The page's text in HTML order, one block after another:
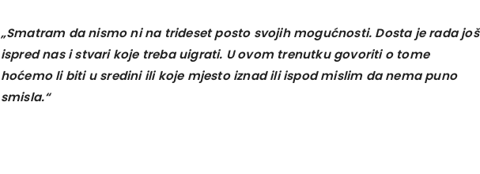
„Smatram da nismo ni na trideset posto svojih mogućnosti. Dosta je rada još
ispred nas i stvari koje treba uigrati. U ovom trenutku govoriti o tome
hoćemo li biti u sredini ili koje mjesto iznad ili ispod mislim da nema puno
smisla.“